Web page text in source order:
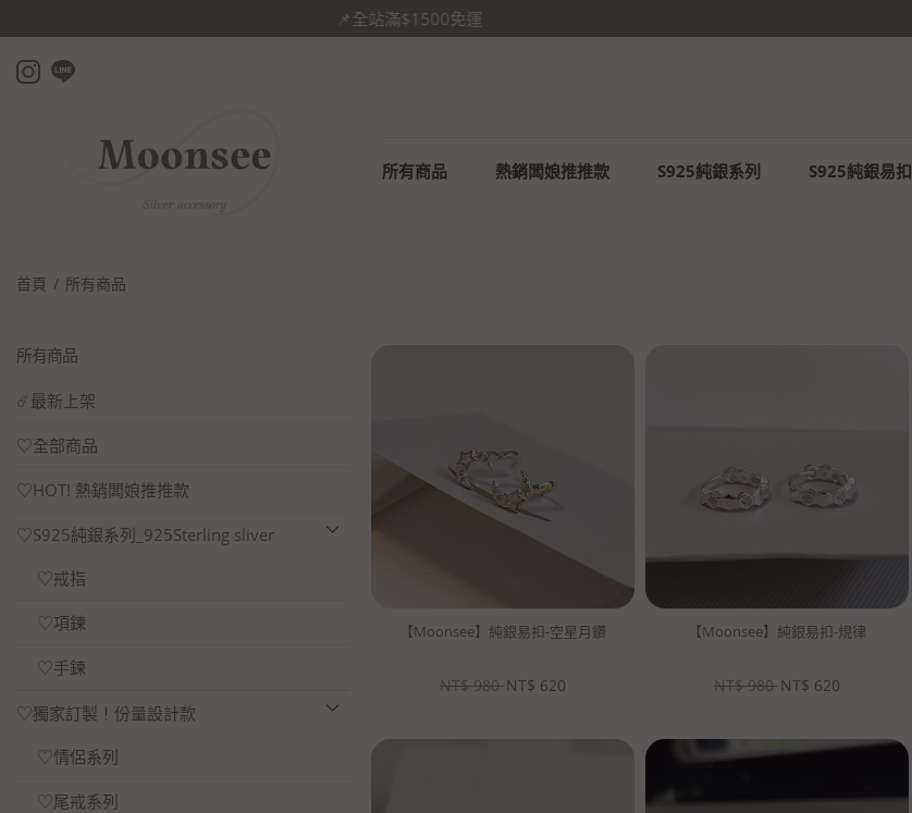
所有商品 熱銷闆娘推推款 S925純銀系列 S925純銀易扣
首頁 所有商品
【Moonsee】純銀易扣-空星月鑽
NT$ 980 NT$ 620
【Moonsee】純銀易扣-規律
NT$ 980 NT$ 620
所有商品
☄️最新上架
♡全部商品
♡HOT! 熱銷闆娘推推款
♡S925純銀系列_925Sterling sliver
♡戒指
♡項鍊
♡手鍊
♡獨家訂製！份量設計款
♡情侶系列
♡尾戒系列